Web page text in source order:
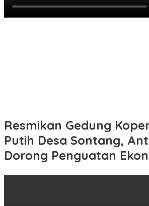
Resmikan Gedung
Putih Desa Sontang,
Dorong Penguatan